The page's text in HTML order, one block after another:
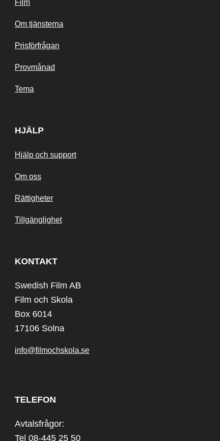
Film
Om tjänsterna
Prisförfrågan
Provmånad
Tema
HJÄLP
Hjälp och support
Om oss
Rättigheter
Tillgänglighet
KONTAKT
Swedish Film AB
Film och Skola
Box 6014
17106 Solna
info@filmochskola.se
TELEFON
Avtalsfrågor:
Tel 08-445 25 50